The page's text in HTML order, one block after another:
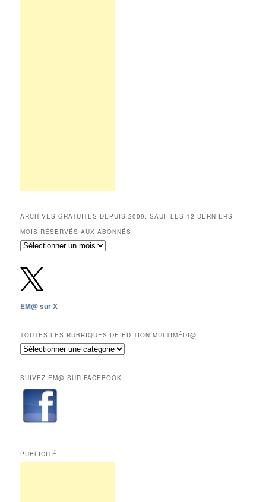
ARCHIVES GRATUITES DEPUIS 2009, SAUF LES 12 DERNIERS
MOIS RÉSERVÉS AUX ABONNÉS.
Archives
depuis
2009,
sauf
12
mois
réservés
aux
EM@ sur X
TOUTES LES RUBRIQUES DE EDITION MULTIMÉDI@
Toutes
de
Edition
Multimédi@
SUIVEZ EM@ SUR FACEBOOK
PUBLICITÉ